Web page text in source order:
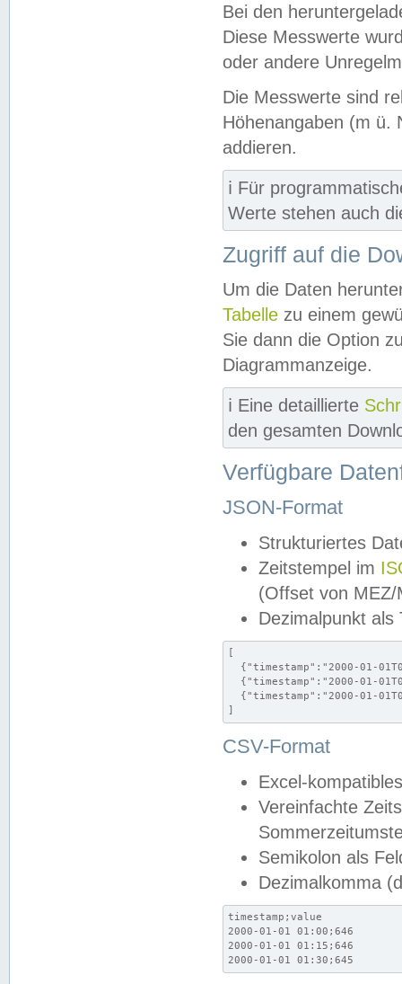
Bei den
Diese Messwerte
oder andere
Die Messwerte sind
Höhenangaben (m ü.
addieren.
ℹ️ Für
Werte stehen auch
Zugriff auf die
Um die Daten
Tabelle zu einem
Sie dann die Option
Diagrammanzeige.
ℹ️ Eine detaillierte
den gesamten
Verfügbare
JSON-Format
Strukturiertes
Zeitstempel im
(Offset von MEZ/
Dezimalpunkt als
[
{"timestamp":"2000-01-
{"timestamp":"2000-01-
{"timestamp":"2000-01-
]
CSV-Format
Excel-
Vereinfachte
Semikolon als
Dezimalkomma
timestamp;value
2000-01-01 01:00;646
2000-01-01 01:15;646
2000-01-01 01:30;645